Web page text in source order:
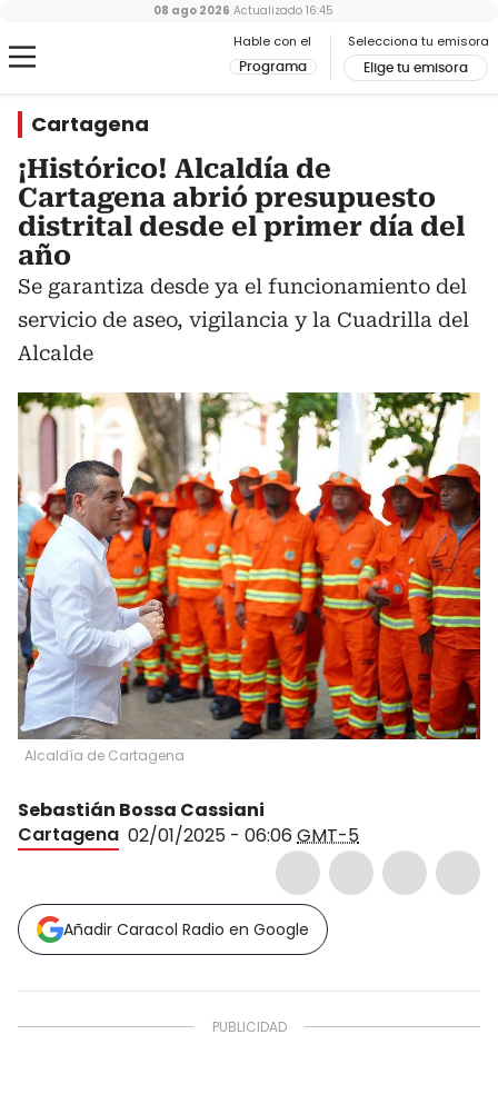
Hable con el
Programa
Selecciona tu emisora
Elige tu emisora
08 ago 2026 Actualizado 16:45
Cartagena
¡Histórico! Alcaldía de
Cartagena abrió presupuesto
distrital desde el primer día del
año
Se garantiza desde ya el funcionamiento del
servicio de aseo, vigilancia y la Cuadrilla del
Alcalde
Alcaldía de Cartagena
Sebastián Bossa Cassiani
Cartagena 02/01/2025 - 06:06 GMT-5
Añadir Caracol Radio en Google